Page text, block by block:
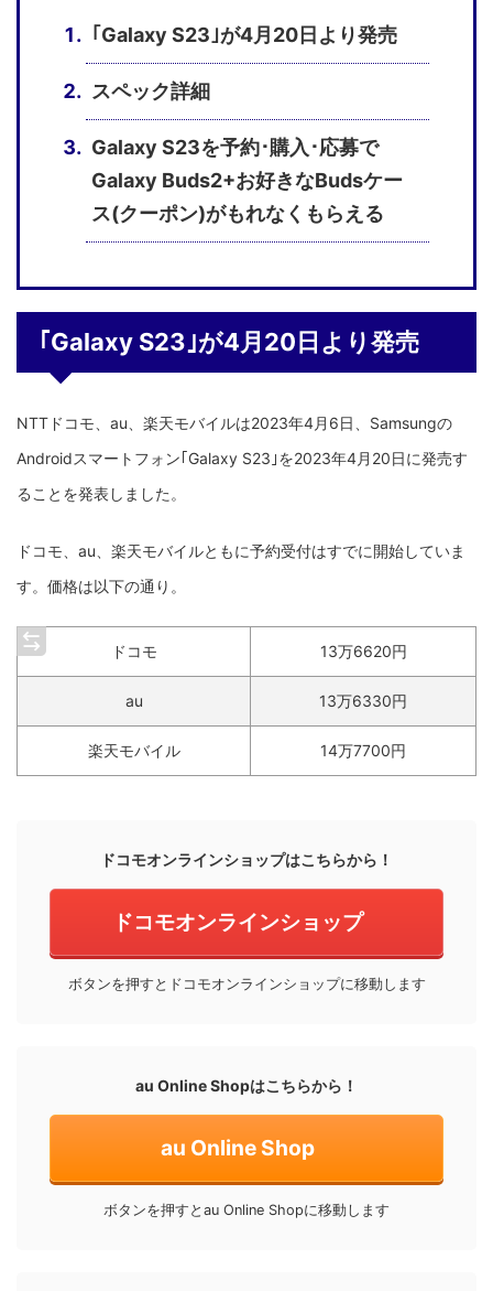
｢Galaxy S23｣が4月20日より発売
スペック詳細
Galaxy S23を予約･購入･応募で
Galaxy Buds2+お好きなBudsケー
ス(クーポン)がもれなくもらえる
｢Galaxy S23｣が4月20日より発売
NTTドコモ、au、楽天モバイルは2023年4月6日、Samsungの
Androidスマートフォン｢Galaxy S23｣を2023年4月20日に発売す
ることを発表しました。
ドコモ、au、楽天モバイルともに予約受付はすでに開始していま
す。価格は以下の通り。
ドコモ 13万6620円
au 13万6330円
楽天モバイル 14万7700円
ドコモオンラインショップはこちらから！
ドコモオンラインショップ
ボタンを押すとドコモオンラインショップに移動します
au Online Shopはこちらから！
au Online Shop
ボタンを押すとau Online Shopに移動します